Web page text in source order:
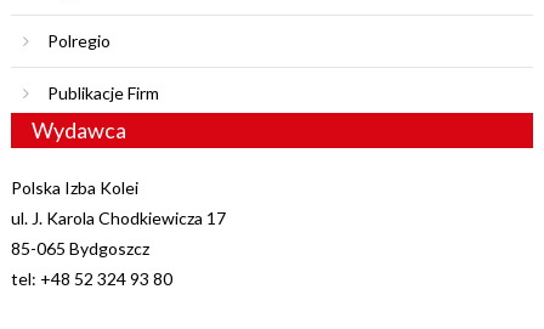
Polregio
Publikacje Firm
Wydawca
Polska Izba Kolei
ul. J. Karola Chodkiewicza 17
85-065 Bydgoszcz
tel: +48 52 324 93 80